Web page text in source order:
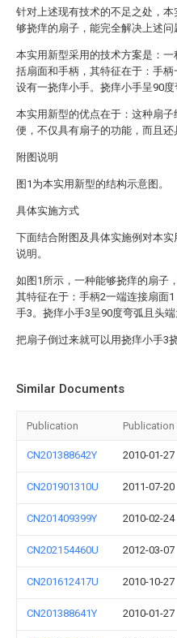
针对上述现有技术的不足之处，
够挠痒的扇子，能完全解决上述问
本实用新型采用的技术方案是：
括扇面和手柄，其特征在于：手
设有一挠痒小手。挠痒小手呈90度
本实用新型的优点在于：这种扇
便，不仅具有扇子的功能，而且还
附图说明
图1为本实用新型的结构示意图。
具体实施方式
下面结合附图及具体实施例对本
说明。
如图1所示，一种能够挠痒的扇子
其特征在于：手柄2一端连接扇面
手3。挠痒小手3呈90度弯弧且头端
把扇子倒过来就可以用挠痒小手3挠
Similar Documents
Publication Publication
CN201388642Y 2010-01-27
CN201901310U 2011-07-20
CN201409399Y 2010-02-24
CN202154460U 2012-03-07
CN201612417U 2010-10-27
CN201388641Y 2010-01-27